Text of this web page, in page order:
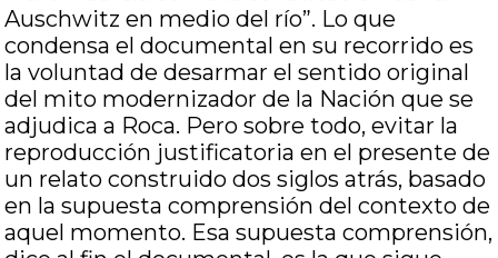
Auschwitz en medio del río”. Lo que
condensa el documental en su recorrido es
la voluntad de desarmar el sentido original
del mito modernizador de la Nación que se
adjudica a Roca. Pero sobre todo, evitar la
reproducción justificatoria en el presente de
un relato construido dos siglos atrás, basado
en la supuesta comprensión del contexto de
aquel momento. Esa supuesta comprensión,